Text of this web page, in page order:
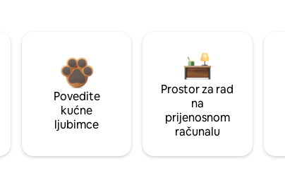
Povedite
kućne
ljubimce
Prostor za rad
na
prijenosnom
računalu